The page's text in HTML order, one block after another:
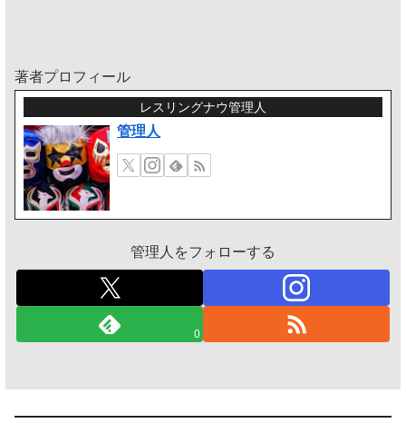
著者プロフィール
レスリングナウ管理人
管理人
管理人をフォローする
0